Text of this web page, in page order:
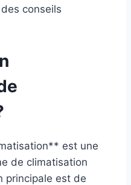
conseils
est une
de climatisation
principale est de